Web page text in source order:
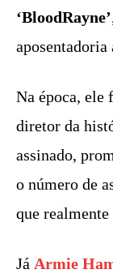
‘BloodRayne’
aposentadoria
Na época,
diretor da
assinado,
o número de
que realmente
Já Armie